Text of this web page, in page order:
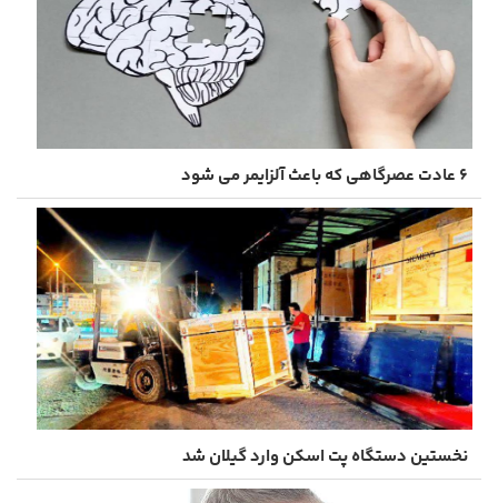
۶ عادت عصرگاهی که باعث آلزایمر می شود
نخستین دستگاه پت اسکن وارد گیلان شد